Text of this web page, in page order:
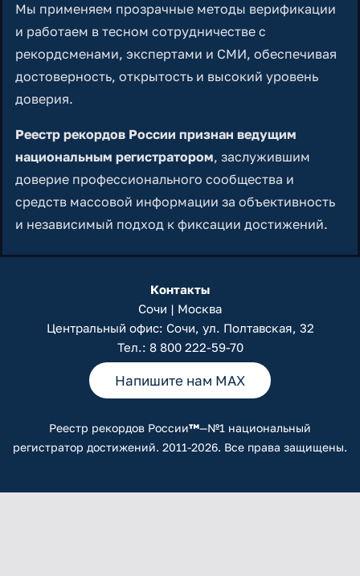
Мы применяем прозрачные методы верификации
и работаем в тесном сотрудничестве с
рекордсменами, экспертами и СМИ, обеспечивая
достоверность, открытость и высокий уровень
доверия.
Реестр рекордов России признан ведущим
национальным регистратором, заслужившим
доверие профессионального сообщества и
средств массовой информации за объективность
и независимый подход к фиксации достижений.
Контакты
Сочи | Москва
Центральный офис: Сочи, ул. Полтавская, 32
Тел.: 8 800 222-59-70
Напишите нам MAX
Реестр рекордов России™—№1 национальный
регистратор достижений. 2011-2026. Все права защищены.